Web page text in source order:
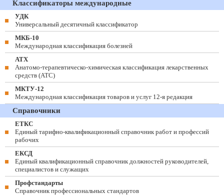
Классификаторы международные
УДК
Универсальный десятичный классификатор
МКБ-10
Международная классификация болезней
АТХ
Анатомо-терапевтическо-химическая классификация лекарственных
средств (ATC)
МКТУ-12
Международная классификация товаров и услуг 12-я редакция
Справочники
ЕТКС
Единый тарифно-квалификационный справочник работ и профессий
рабочих
ЕКСД
Единый квалификационный справочник должностей руководителей,
специалистов и служащих
Профстандарты
Справочник профессиональных стандартов